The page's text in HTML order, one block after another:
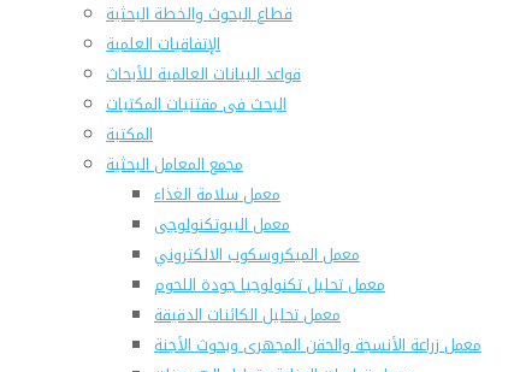
قطاع البحوث والخطة البحثية
الإتفاقيات العلمية
قواعد البيانات العالمية للأبحاث
البحث فى مقتنيات المكتبات
المكتبة
مجمع المعامل البحثية
معمل سلامة الغذاء
معمل البيوتكنولوجى
معمل الميكروسكوب الالكتروني
معمل تحليل تكنولوجيا جودة اللحوم
معمل تحليل الكائنات الدقيقة
معمل زراعة الأنسجة والحقن المجهرى وبحوث الأجنة